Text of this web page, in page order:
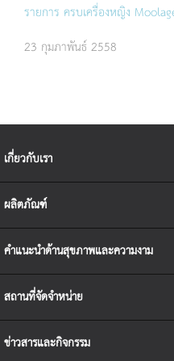
รายการ ครบเครื่องหญิง
23 กุมภาพันธ์ 2558
เกี่ยวกับเรา
ผลิตภัณฑ์
คำแนะนำด้านสุขภาพและความงาม
สถานที่จัดจำหน่าย
ข่าวสารและกิจกรรม